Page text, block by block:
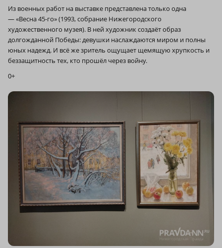
Из военных работ на выставке представлена только одна
— «Весна 45-го» (1993, собрание Нижегородского
художественного музея). В ней художник создаёт образ
долгожданной Победы: девушки наслаждаются миром и полны
юных надежд. И всё же зритель ощущает щемящую хрупкость и
беззащитность тех, кто прошёл через войну.
0+